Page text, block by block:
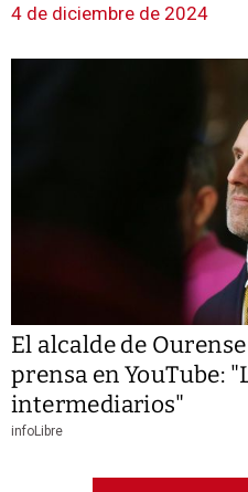
4 de diciembre de 2024
El alcalde de
prensa en YouTube:
intermediarios"
infoLibre